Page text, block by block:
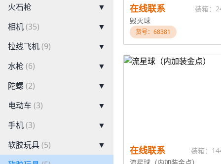
火石枪
▼
相机(35)
▼
拉线飞机(9)
▼
水枪 (6)
▼
陀螺 (2)
▼
电动车 (3)
▼
手机(3)
▼
软胶玩具(5)
▼
在线联系
装箱：
毁灭球
货号：68381
在线联系
装箱：